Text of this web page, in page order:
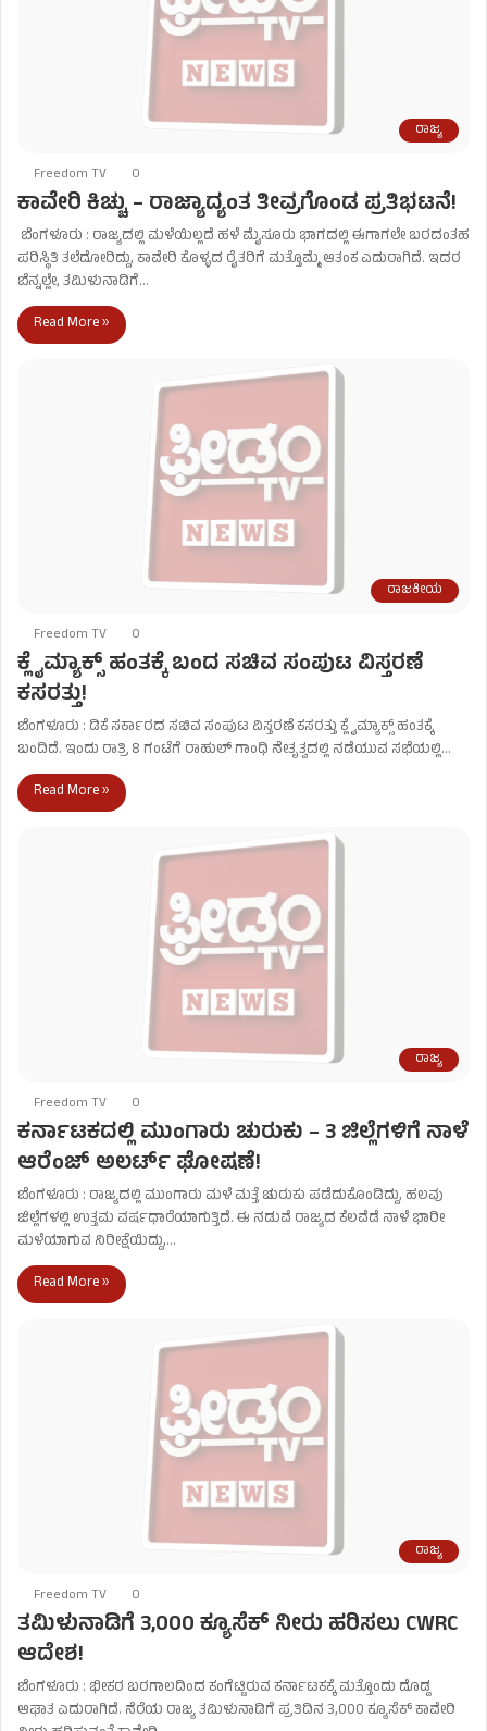
ರಾಜ್ಯ
Freedom TV 0
ಕಾವೇರಿ ಕಿಚ್ಚು – ರಾಜ್ಯಾದ್ಯಂತ ತೀವ್ರಗೊಂಡ ಪ್ರತಿಭಟನೆ!
ಬೆಂಗಳೂರು : ರಾಜ್ಯದಲ್ಲಿ ಮಳೆಯಿಲ್ಲದೆ ಹಳೆ ಮೈಸೂರು ಭಾಗದಲ್ಲಿ ಈಗಾಗಲೇ ಬರದಂತಹ
ಪರಿಸ್ಥಿತಿ ತಲೆದೋರಿದ್ದು, ಕಾವೇರಿ ಕೊಳ್ಳದ ರೈತರಿಗೆ ಮತ್ತೊಮ್ಮೆ ಆತಂಕ ಎದುರಾಗಿದೆ. ಇದರ
ಬೆನ್ನಲ್ಲೇ, ತಮಿಳುನಾಡಿಗೆ…
Read More »
ರಾಜಕೀಯ
Freedom TV 0
ಕ್ಲೈಮ್ಯಾಕ್ಸ್ ಹಂತಕ್ಕೆ ಬಂದ ಸಚಿವ ಸಂಪುಟ ವಿಸ್ತರಣೆ
ಕಸರತ್ತು!
ಬೆಂಗಳೂರು : ಡಿಕೆ ಸರ್ಕಾರದ ಸಚಿವ ಸಂಪುಟ ವಿಸ್ತರಣೆ ಕಸರತ್ತು ಕ್ಲೈಮ್ಯಾಕ್ಸ್ ಹಂತಕ್ಕೆ
ಬಂದಿದೆ. ಇಂದು ರಾತ್ರಿ 8 ಗಂಟೆಗೆ ರಾಹುಲ್‌ ಗಾಂಧಿ ನೇತೃತ್ವದಲ್ಲಿ ನಡೆಯುವ ಸಭೆಯಲ್ಲಿ…
Read More »
ರಾಜ್ಯ
Freedom TV 0
ಕರ್ನಾಟಕದಲ್ಲಿ ಮುಂಗಾರು ಚುರುಕು – 3 ಜಿಲ್ಲೆಗಳಿಗೆ ನಾಳೆ
ಆರೆಂಜ್​​ ಅಲರ್ಟ್​​ ಘೋಷಣೆ!
ಬೆಂಗಳೂರು : ರಾಜ್ಯದಲ್ಲಿ ಮುಂಗಾರು ಮಳೆ ಮತ್ತೆ ಚುರುಕು ಪಡೆದುಕೊಂಡಿದ್ದು, ಹಲವು
ಜಿಲ್ಲೆಗಳಲ್ಲಿ ಉತ್ತಮ ವರ್ಷಧಾರೆಯಾಗುತ್ತಿದೆ. ಈ ನಡುವೆ ರಾಜ್ಯದ ಕೆಲವೆಡೆ ನಾಳೆ ಭಾರೀ
ಮಳೆಯಾಗುವ ನಿರೀಕ್ಷೆಯಿದ್ದು,…
Read More »
ರಾಜ್ಯ
Freedom TV 0
ತಮಿಳುನಾಡಿಗೆ 3,000 ಕ್ಯೂಸೆಕ್‌ ನೀರು ಹರಿಸಲು CWRC
ಆದೇಶ!
ಬೆಂಗಳೂರು : ಭೀಕರ ಬರಗಾಲದಿಂದ ಕಂಗೆಟ್ಟಿರುವ ಕರ್ನಾಟಕಕ್ಕೆ ಮತ್ತೊಂದು ದೊಡ್ಡ
ಆಘಾತ ಎದುರಾಗಿದೆ. ನೆರೆಯ ರಾಜ್ಯ ತಮಿಳುನಾಡಿಗೆ ಪ್ರತಿದಿನ 3,000 ಕ್ಯೂಸೆಕ್ ಕಾವೇರಿ